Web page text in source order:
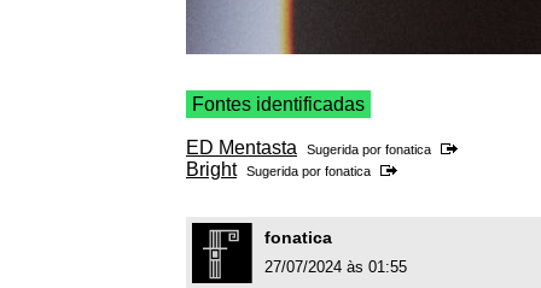
Fontes identificadas
ED Mentasta Sugerida por fonatica
Bright Sugerida por fonatica
fonatica
27/07/2024 às 01:55